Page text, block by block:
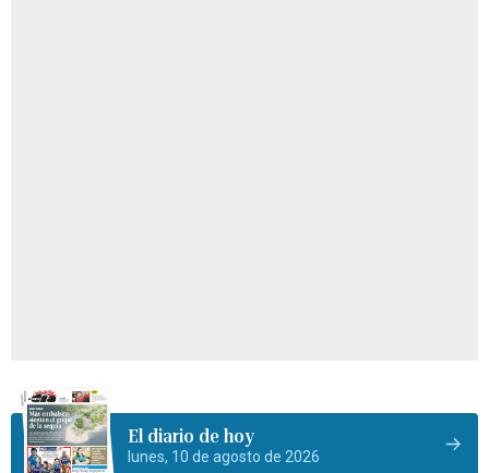
El diario de hoy
lunes, 10 de agosto de 2026